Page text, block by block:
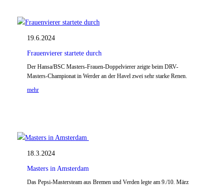
19.6.2024
Frauenvierer startete durch
Der Hansa/BSC Masters-Frauen-Doppelvierer zeigte beim DRV-
Masters-Championat in Werder an der Havel zwei sehr starke Renen.
mehr
18.3.2024
Masters in Amsterdam
Das Pepsi-Mastersteam aus Bremen und Verden legte am 9./10. März